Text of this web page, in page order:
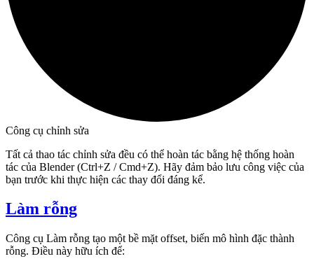
Công cụ chỉnh sửa
Tất cả thao tác chỉnh sửa đều có thể hoàn tác bằng hệ thống hoàn
tác của Blender (Ctrl+Z / Cmd+Z). Hãy đảm bảo lưu công việc của
bạn trước khi thực hiện các thay đổi đáng kể.
Làm rỗng
Công cụ Làm rỗng tạo một bề mặt offset, biến mô hình đặc thành
rỗng. Điều này hữu ích để: